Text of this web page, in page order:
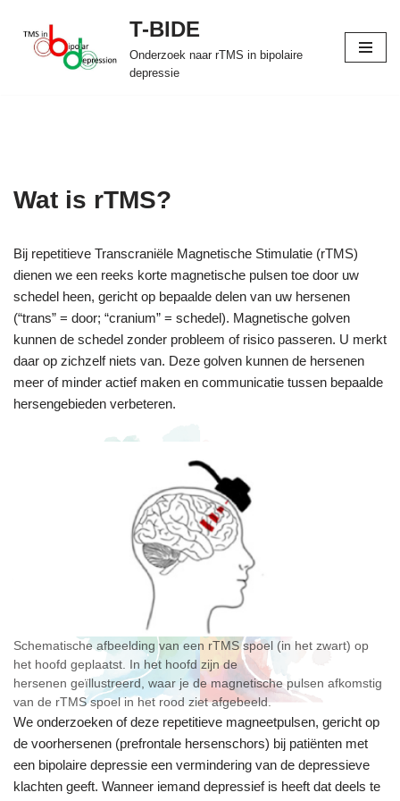
T-BIDE
Onderzoek naar rTMS in bipolaire
depressie
Wat is rTMS?
Bij repetitieve Transcraniële Magnetische Stimulatie (rTMS)
dienen we een reeks korte magnetische pulsen toe door uw
schedel heen, gericht op bepaalde delen van uw hersenen
(“trans” = door; “cranium” = schedel). Magnetische golven
kunnen de schedel zonder probleem of risico passeren. U merkt
daar op zichzelf niets van. Deze golven kunnen de hersenen
meer of minder actief maken en communicatie tussen bepaalde
hersengebieden verbeteren.
Schematische afbeelding van een rTMS spoel (in het zwart) op
het hoofd geplaatst. In het hoofd zijn de
hersenen geïllustreerd, waar je de magnetische pulsen afkomstig
van de rTMS spoel in het rood ziet afgebeeld.
We onderzoeken of deze repetitieve magneetpulsen, gericht op
de voorhersenen (prefrontale hersenschors) bij patiënten met
een bipolaire depressie een vermindering van de depressieve
klachten geeft. Wanneer iemand depressief is heeft dat deels te